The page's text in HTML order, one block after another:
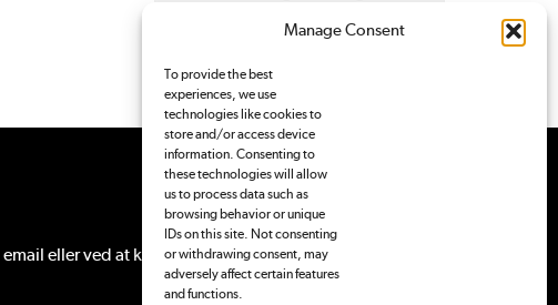
Manage Consent
To provide the best
experiences, we use
technologies like cookies to
store and/or access device
information. Consenting to
these technologies will allow
us to process data such as
browsing behavior or unique
IDs on this site. Not consenting
or withdrawing consent, may
adversely affect certain features
and functions.
email eller ved at kontakte Pressenævnet.